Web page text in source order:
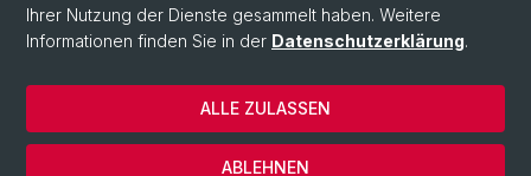
© Universität Basel
Philosophisch-Historische Fakultät
Home
Datenschutzerklärung
Ihrer Nutzung der Dienste gesammelt haben. Weitere
Informationen finden Sie in der Datenschutzerklärung.
ABLEHNEN
ALLE ZULASSEN